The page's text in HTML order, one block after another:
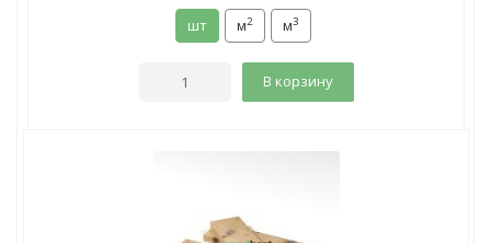
шт м2 м3
В корзину